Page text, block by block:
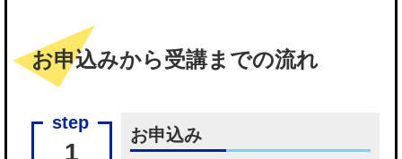
お申込みから受講までの流れ
1
お申込み